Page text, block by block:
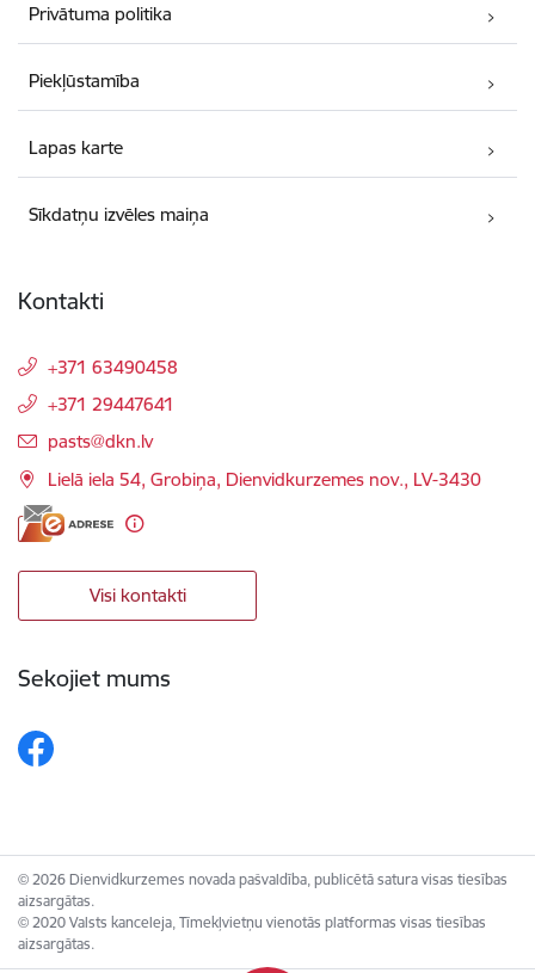
Privātuma politika
Piekļūstamība
Lapas karte
Sīkdatņu izvēles maiņa
Kontakti
+371 63490458
+371 29447641
E-pasts:
pasts@dkn.lv
Lielā iela 54, Grobiņa, Dienvidkurzemes nov., LV-3430
Visi kontakti
Sekojiet mums
© 2026 Dienvidkurzemes novada pašvaldība, publicētā satura visas tiesības
aizsargātas.
© 2020 Valsts kanceleja, Tīmekļvietņu vienotās platformas visas tiesības
aizsargātas.